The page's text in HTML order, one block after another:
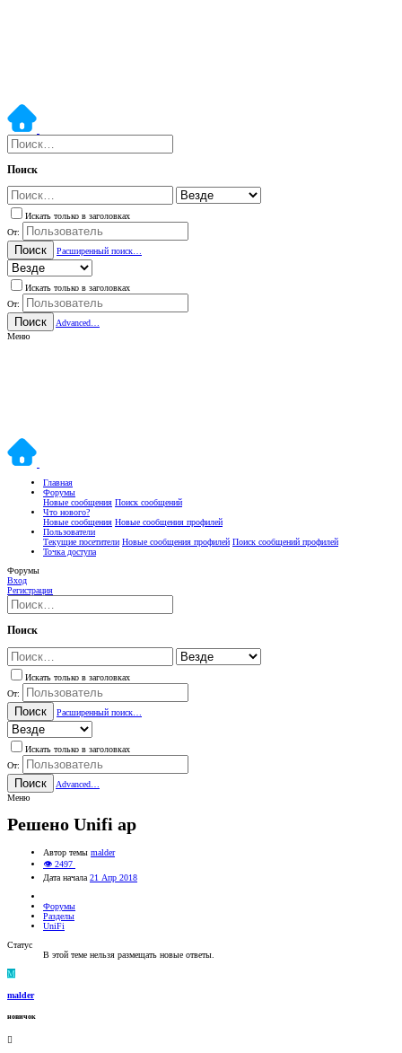
Поиск
Искать только в заголовках
От:
Поиск Расширенный поиск…
Искать только в заголовках
От:
Поиск
Advanced…
Меню
Главная
Форумы
Новые сообщения Поиск сообщений
Что нового?
Новые сообщения Новые сообщения профилей
Пользователи
Текущие посетители Новые сообщения профилей Поиск сообщений профилей
Точка доступа
Форумы
Вход
Регистрация
Поиск
Искать только в заголовках
От:
Поиск Расширенный поиск…
Искать только в заголовках
От:
Поиск
Advanced…
Меню
Решено Unifi ap
Автор темы malder
👁 2497
Дата начала 21 Апр 2018
Форумы
Разделы
UniFi
Статус
В этой теме нельзя размещать новые ответы.
M
malder
новичок